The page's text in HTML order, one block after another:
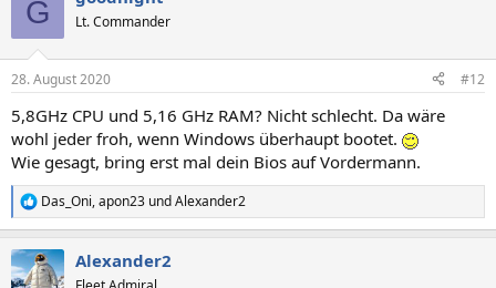
G Lt. Commander
28. August 2020 #12
5,8GHz CPU und 5,16 GHz RAM? Nicht schlecht. Da wäre
wohl jeder froh, wenn Windows überhaupt bootet.
Wie gesagt, bring erst mal dein Bios auf Vordermann.
R
e
k
t
Das_Oni,apon23 undAlexander2
Alexander2